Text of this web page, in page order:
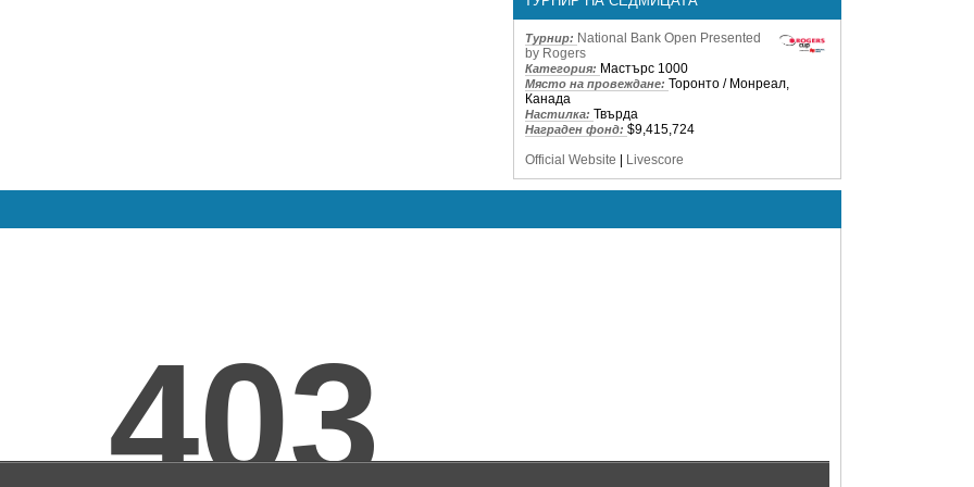
Турнир: National Bank Open Presented
by Rogers
Категория: Мастърс 1000
Място на провеждане: Торонто / Монреал,
Канада
Настилка: Твърда
Награден фонд: $9,415,724
Official Website | Livescore